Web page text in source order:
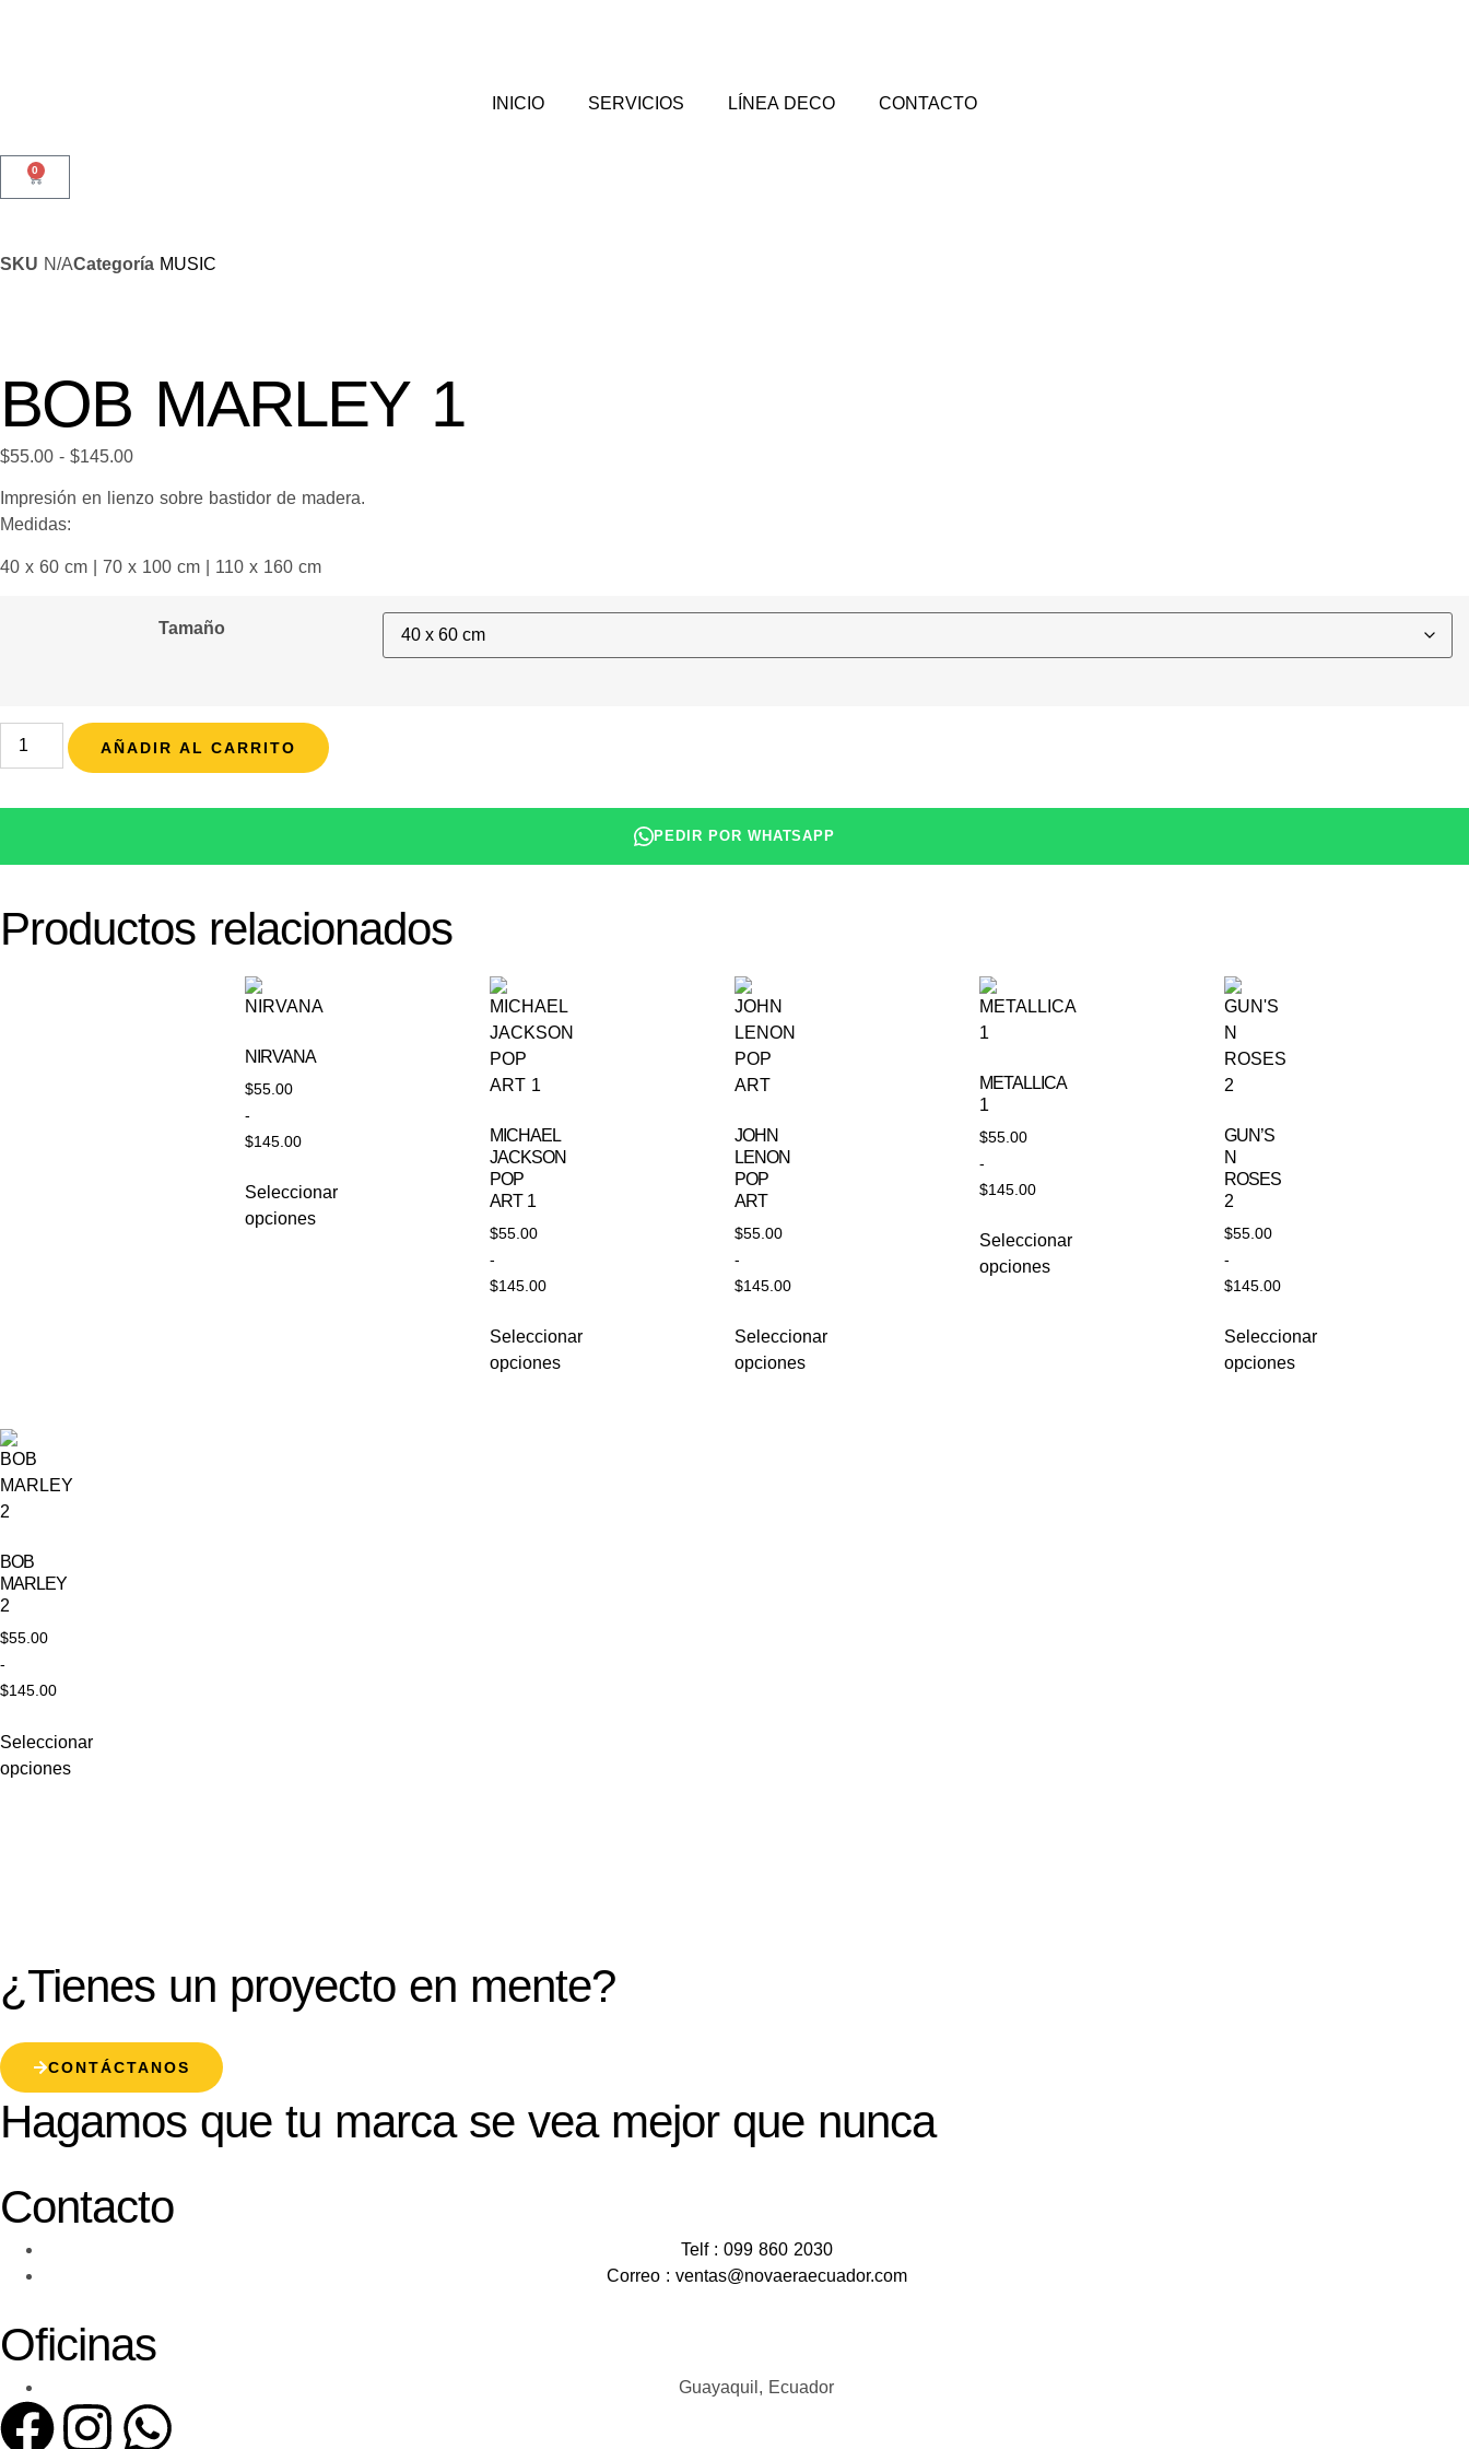
INICIO SERVICIOS LÍNEA DECO CONTACTO
0
SKU N/ACategoría MUSIC
BOB MARLEY 1
$55.00 - $145.00
Impresión en lienzo sobre bastidor de madera.
Medidas:
40 x 60 cm | 70 x 100 cm | 110 x 160 cm
Tamaño
AÑADIR AL CARRITO
PEDIR POR WHATSAPP
Productos relacionados
NIRVANA
$55.00
-
$145.00
Seleccionar
opciones
MICHAEL
JACKSON
POP
ART 1
$55.00
-
$145.00
Seleccionar
opciones
JOHN
LENON
POP
ART
$55.00
-
$145.00
Seleccionar
opciones
METALLICA
1
$55.00
-
$145.00
Seleccionar
opciones
GUN’S
N
ROSES
2
$55.00
-
$145.00
Seleccionar
opciones
BOB
MARLEY
2
$55.00
-
$145.00
Seleccionar
opciones
¿Tienes un proyecto en mente?
CONTÁCTANOS
Hagamos que tu marca se vea mejor que nunca
Contacto
Telf : 099 860 2030
Correo : ventas@novaeraecuador.com
Oficinas
Guayaquil, Ecuador